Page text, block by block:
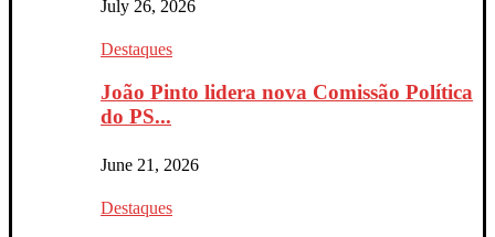
July 26, 2026
Destaques
João Pinto lidera nova Comissão Política
do PS...
June 21, 2026
Destaques